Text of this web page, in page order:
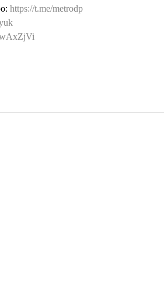
https://t.me/metrodp